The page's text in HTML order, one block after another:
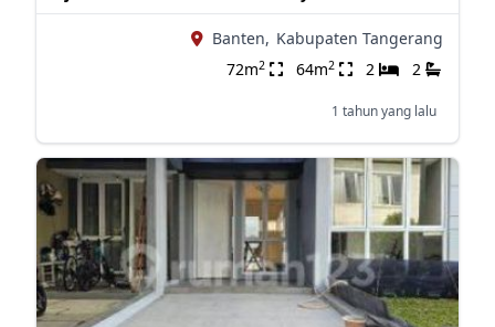
Banten, Kabupaten Tangerang
72m2 64m2 2 2
1 tahun yang lalu